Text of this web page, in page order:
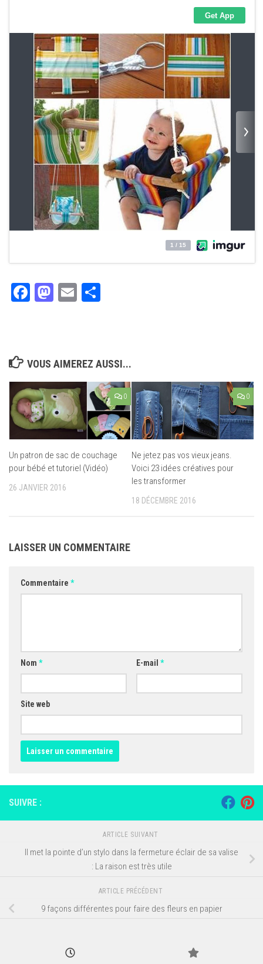
Facebook
Mastodon
Email
VOUS AIMEREZ AUSSI...
0
Un patron de sac de couchage
pour bébé et tutoriel (Vidéo)
26 JANVIER 2016
0
Ne jetez pas vos vieux jeans.
Voici 23 idées créatives pour
les transformer
18 DÉCEMBRE 2016
LAISSER UN COMMENTAIRE
Commentaire *
Nom * E-mail *
Site web
SUIVRE :
ARTICLE SUIVANT
Il met la pointe d’un stylo dans la fermeture éclair de sa valise
: La raison est très utile
ARTICLE PRÉCÉDENT
9 façons différentes pour faire des fleurs en papier